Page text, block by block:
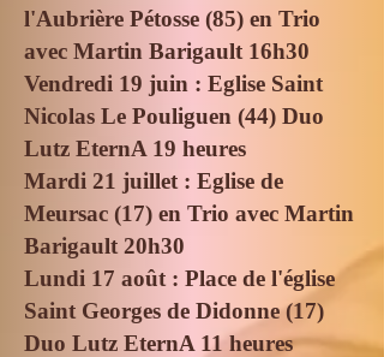
l'Aubrière Pétosse (85) en Trio
avec Martin Barigault 16h30
Vendredi 19 juin : Eglise Saint
Nicolas Le Pouliguen (44) Duo
Lutz EternA 19 heures
Mardi 21 juillet : Eglise de
Meursac (17) en Trio avec Martin
Barigault 20h30
Lundi 17 août : Place de l'église
Saint Georges de Didonne (17)
Duo Lutz EternA 11 heures